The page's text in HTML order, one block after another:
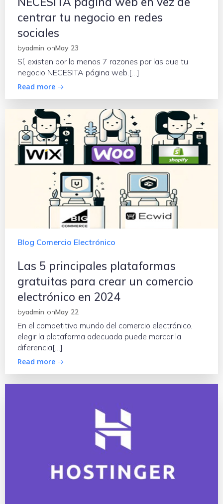
centrar tu negocio en redes
sociales
byadmin onMay 23
Sí, existen por lo menos 7 razones por las que tu
negocio NECESITA página web.[…]
Read more
Blog Comercio Electrónico
Las 5 principales plataformas
gratuitas para crear un comercio
electrónico en 2024
byadmin onMay 22
En el competitivo mundo del comercio electrónico,
elegir la plataforma adecuada puede marcar la
diferencia[…]
Read more